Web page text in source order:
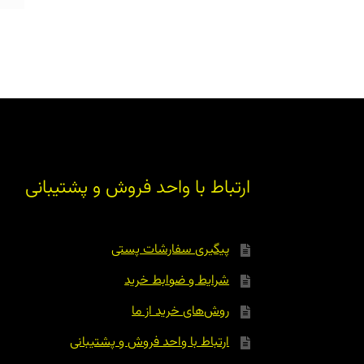
ارتباط با واحد فروش و پشتیبانی
پیگیری سفارشات پستی
شرایط و ضوابط خرید
روش‌های خرید از ما
ارتباط با واحد فروش و پشتیبانی